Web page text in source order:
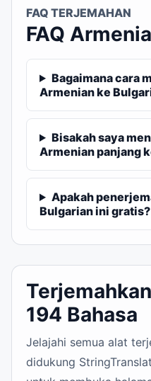
FAQ TERJEMAHAN
FAQ
Bagaimana cara
Armenian ke
Bisakah saya
Armenian panjang
Apakah
Bulgarian ini gratis?
194 Bahasa
Jelajahi semua alat
didukung